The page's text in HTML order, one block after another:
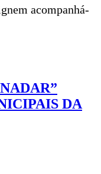
acompanhá-
DA